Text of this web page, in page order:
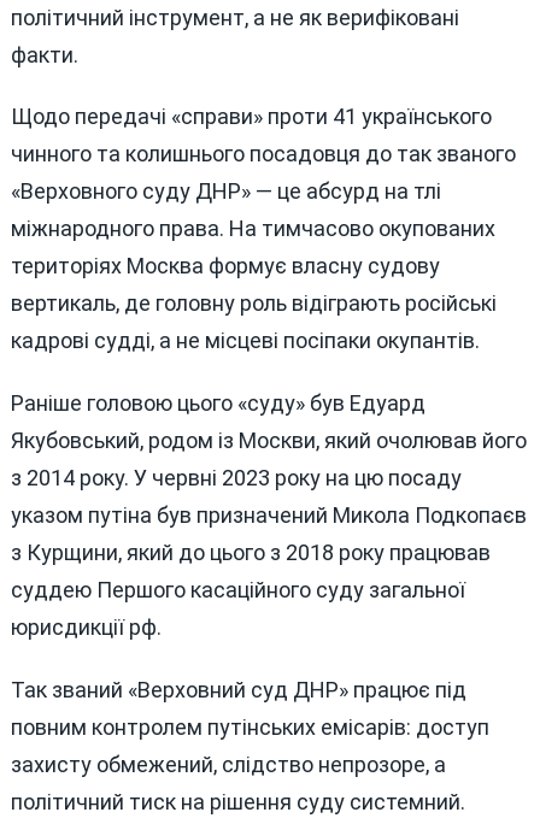
політичний інструмент, а не як верифіковані
факти.
Щодо передачі «справи» проти 41 українського
чинного та колишнього посадовця до так званого
«Верховного суду ДНР» — це абсурд на тлі
міжнародного права. На тимчасово окупованих
територіях Москва формує власну судову
вертикаль, де головну роль відіграють російські
кадрові судді, а не місцеві посіпаки окупантів.
Раніше головою цього «суду» був Едуард
Якубовський, родом із Москви, який очолював його
з 2014 року. У червні 2023 року на цю посаду
указом путіна був призначений Микола Подкопаєв
з Курщини, який до цього з 2018 року працював
суддею Першого касаційного суду загальної
юрисдикції рф.
Так званий «Верховний суд ДНР» працює під
повним контролем путінських емісарів: доступ
захисту обмежений, слідство непрозоре, а
політичний тиск на рішення суду системний.